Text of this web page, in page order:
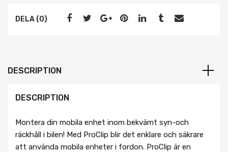
DELA (0)
DESCRIPTION
DESCRIPTION
Montera din mobila enhet inom bekvämt syn-och
räckhåll i bilen! Med ProClip blir det enklare och säkrare
att använda mobila enheter i fordon. ProClip är en